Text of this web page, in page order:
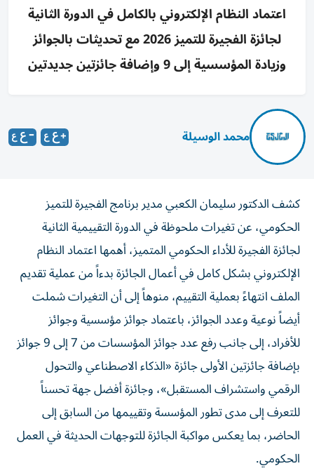
اعتماد النظام الإلكتروني بالكامل في الدورة الثانية
لجائزة الفجيرة للتميز 2026 مع تحديثات بالجوائز
وزيادة المؤسسية إلى 9 وإضافة جائزتين جديدتين
محمد الوسيلة
كشف الدكتور سليمان الكعبي مدير برنامج الفجيرة للتميز
الحكومي، عن تغيرات ملحوظة في الدورة التقييمية الثانية
لجائزة الفجيرة للأداء الحكومي المتميز، أهمها اعتماد النظام
الإلكتروني بشكل كامل في أعمال الجائزة بدءاً من عملية تقديم
الملف انتهاءً بعملية التقييم، منوهاً إلى أن التغيرات شملت
أيضاً نوعية وعدد الجوائز، باعتماد جوائز مؤسسية وجوائز
للأفراد، إلى جانب رفع عدد جوائز المؤسسات من 7 إلى 9 جوائز
بإضافة جائزتين الأولى جائزة «الذكاء الاصطناعي والتحول
الرقمي واستشراف المستقبل»، وجائزة أفضل جهة تحسناً
للتعرف إلى مدى تطور المؤسسة وتقييمها من السابق إلى
الحاضر، بما يعكس مواكبة الجائزة للتوجهات الحديثة في العمل
الحكومي.